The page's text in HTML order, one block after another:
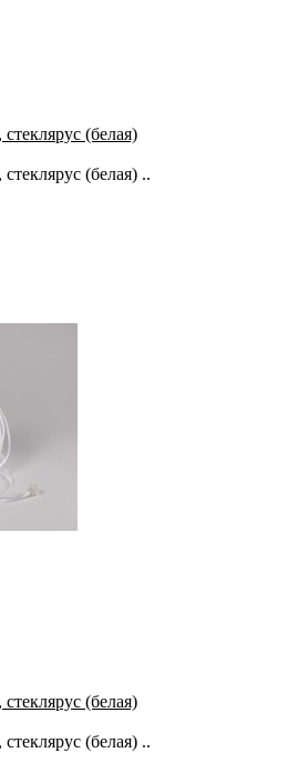
(белая)
(белая) ..
(белая)
(белая) ..